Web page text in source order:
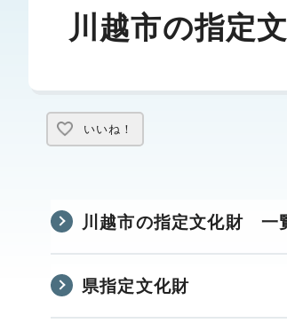
川越市の指定
いいね！
川越市の指定文化財 一
県指定文化財